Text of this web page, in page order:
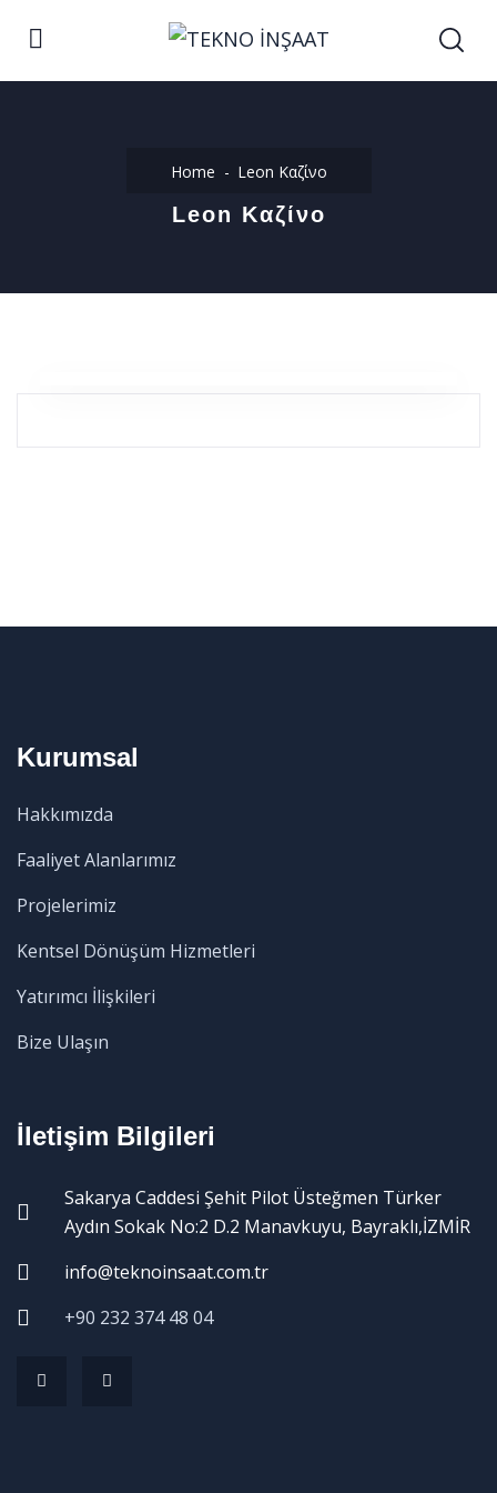
Home Leon Καζίνο
Leon Καζίνο
Kurumsal
Hakkımızda
Faaliyet Alanlarımız
Projelerimiz
Kentsel Dönüşüm Hizmetleri
Yatırımcı İlişkileri
Bize Ulaşın
İletişim Bilgileri
Sakarya Caddesi Şehit Pilot Üsteğmen Türker
Aydın Sokak No:2 D.2 Manavkuyu, Bayraklı,İZMİR
info@teknoinsaat.com.tr
+90 232 374 48 04